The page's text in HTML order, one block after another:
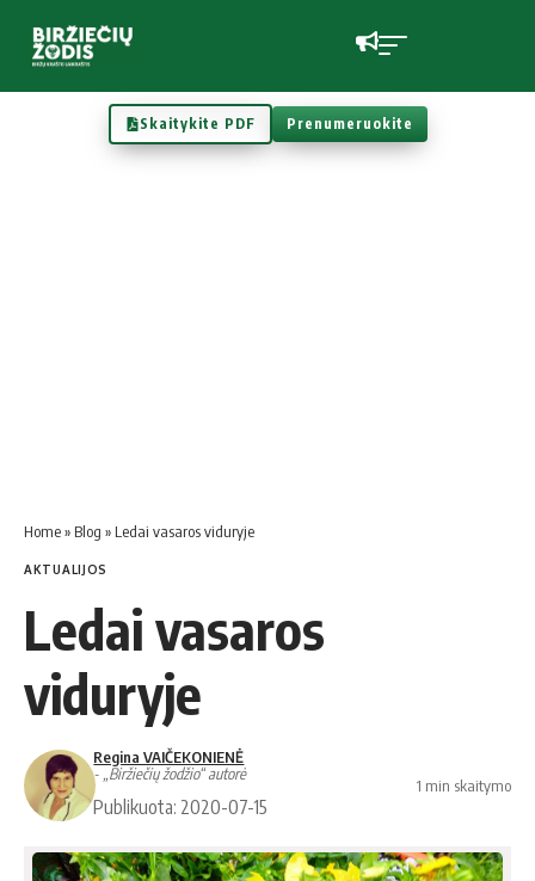
Skaitykite PDF Prenumeruokite
Home» Blog » Ledai vasaros viduryje
AKTUALIJOS
Ledai vasaros
viduryje
Regina VAIČEKONIENĖ
- „Biržiečių žodžio“ autorė
Publikuota: 2020-07-15
1 min skaitymo